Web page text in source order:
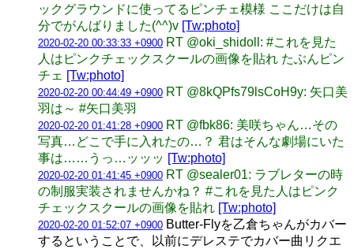
ックグラウンドに使ってるピンチェ模様 ここだけは自
分でがんばりました(^^)v [Tw:photo]
2020-02-20 00:33:33 +0900 RT @oki_shidoll: #これを見た
人はピンクチェックスクールの画像を貼れ たぶんピン
チェ [Tw:photo]
2020-02-20 00:44:49 +0900 RT @8kQPfs79lsCoH9y: 矢口美
羽は～ #矢口美羽
2020-02-20 01:41:28 +0900 RT @fbk86: 美咲ちゃん…その
写真…どこで手に入れたの…？ 君はそんな劇場にいた
事は……うっ…ッッッ [Tw:photo]
2020-02-20 01:41:45 +0900 RT @sealer01: ラブレターの時
の制服実装されませんかね？ #これを見た人はピンク
チェックスクールの画像を貼れ [Tw:photo]
2020-02-20 01:52:07 +0900 Butter-Flyを乙倉ちゃんがカバー
するということで、以前にデレステでカバー曲リクエ